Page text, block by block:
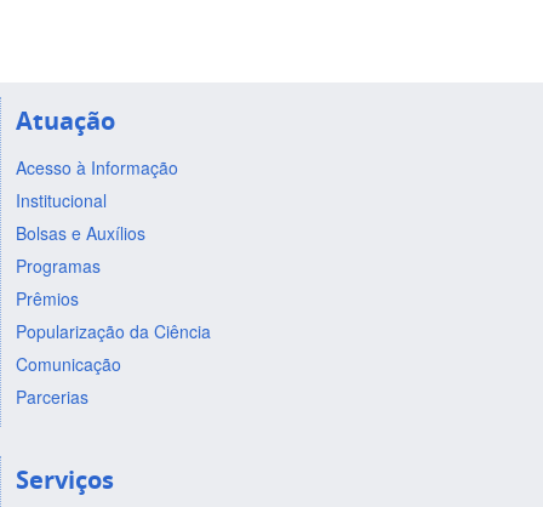
Atuação
Acesso à Informação
Institucional
Bolsas e Auxílios
Programas
Prêmios
Popularização da Ciência
Comunicação
Parcerias
Serviços